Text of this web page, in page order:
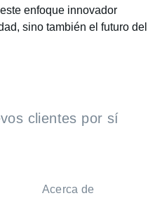
enfoque innovador
sino también el futuro del
clientes por sí
Acerca de